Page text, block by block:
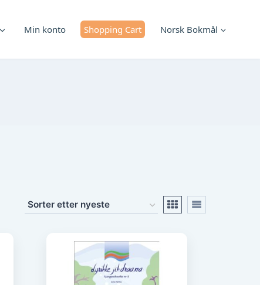
Min konto Shopping Cart Norsk Bokmål